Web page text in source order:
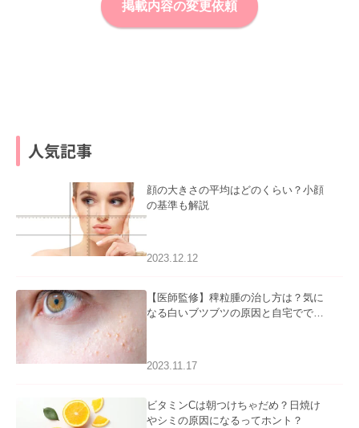
掲載内容の変更依頼
人気記事
顔の大きさの平均はどのくらい？小顔
の基準も解説
2023.12.12
【医師監修】稗粒腫の治し方は？気に
なる白いブツブツの原因と自宅ででき
2023.11.17
ビタミンCは朝つけちゃだめ？日焼け
やシミの原因になるってホント？